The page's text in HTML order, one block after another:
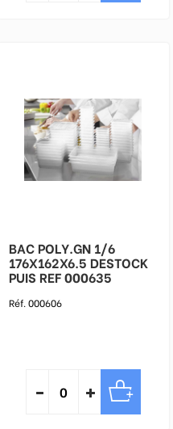
BAC POLY.GN 1/6
176X162X6.5 DESTOCK
PUIS REF 000635
Réf. 000606